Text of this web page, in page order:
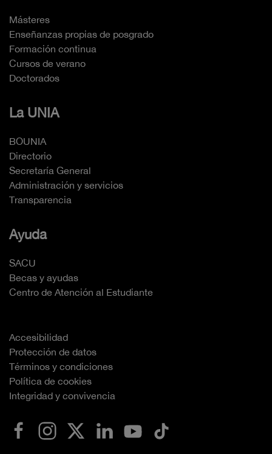
Másteres
Enseñanzas propias de posgrado
Formación continua
Cursos de verano
Doctorados
La UNIA
BOUNIA
Directorio
Secretaría General
Administración y servicios
Transparencia
Ayuda
SACU
Becas y ayudas
Centro de Atención al Estudiante
Accesibilidad
Protección de datos
Términos y condiciones
Política de cookies
Integridad y convivencia